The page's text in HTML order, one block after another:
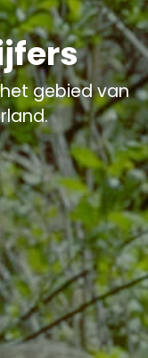
gebied van